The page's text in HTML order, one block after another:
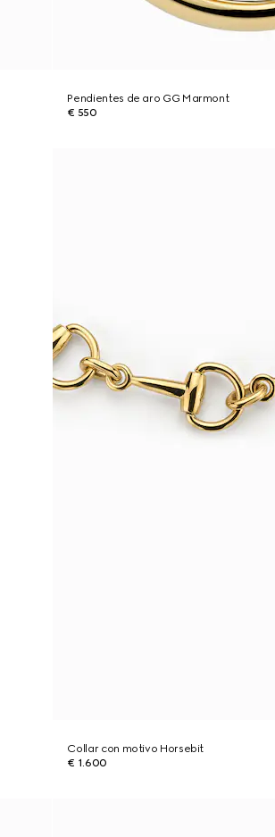
Pendientes de aro GG Marmont
€ 550
Collar con motivo Horsebit
€ 1.600